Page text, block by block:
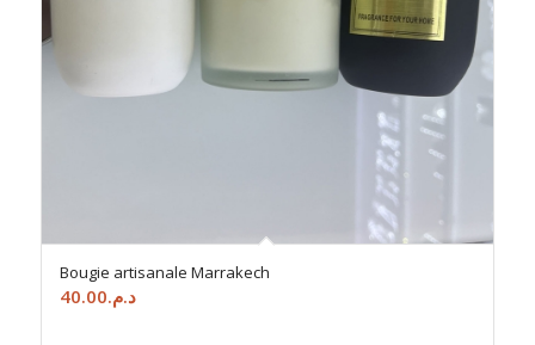
Bougie artisanale Marrakech
د.م.40.00